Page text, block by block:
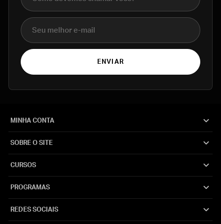
E-mail
ENVIAR
MINHA CONTA
SOBRE O SITE
CURSOS
PROGRAMAS
REDES SOCIAIS